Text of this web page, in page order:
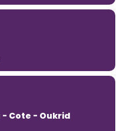
Cote - Oukrid